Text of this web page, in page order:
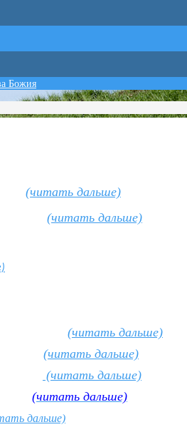
Божия
(читать дальше)
(читать дальше)
(читать дальше)
(читать дальше)
(читать дальше)
(читать дальше)
дальше)